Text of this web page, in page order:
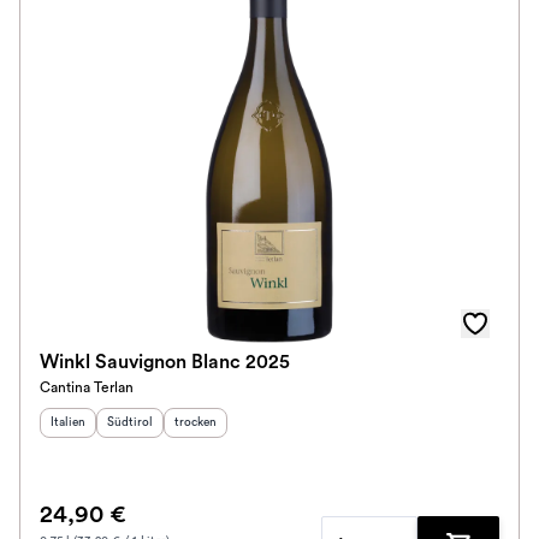
Winkl Sauvignon Blanc 2025
Cantina Terlan
Herkunftsland:
Italien Herkunftsregion:
Südtirol Geschmack
trocken
24,90 €